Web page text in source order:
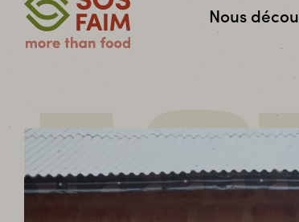
Nous